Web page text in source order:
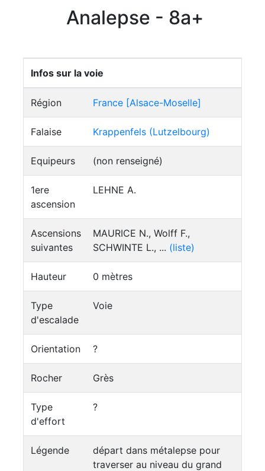
Analepse - 8a+
Infos sur la voie
Région France [Alsace-Moselle]
Falaise Krappenfels (Lutzelbourg)
Equipeurs (non renseigné)
1ere
ascension
LEHNE A.
Ascensions
suivantes
MAURICE N., Wolff F.,
SCHWINTE L., ... (liste)
Hauteur 0 mètres
Type
d'escalade
Voie
Orientation ?
Rocher Grès
Type
d'effort
?
Légende
départ dans métalepse pour
traverser au niveau du grand